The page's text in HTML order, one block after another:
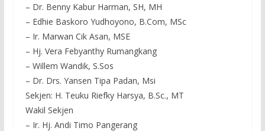
– Dr. Benny Kabur Harman, SH, MH
– Edhie Baskoro Yudhoyono, B.Com, MSc
– Ir. Marwan Cik Asan, MSE
– Hj. Vera Febyanthy Rumangkang
– Willem Wandik, S.Sos
– Dr. Drs. Yansen Tipa Padan, Msi
Sekjen: H. Teuku Riefky Harsya, B.Sc., MT
Wakil Sekjen
– Ir. Hj. Andi Timo Pangerang